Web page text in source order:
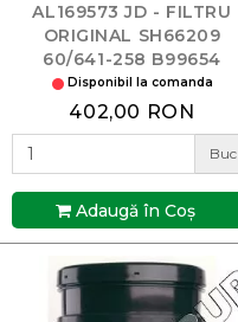
AL169573 JD - FILTRU
ORIGINAL SH66209
60/641-258 B99654
Disponibil la comanda
402,00 RON
Buc
Adaugă în Coş